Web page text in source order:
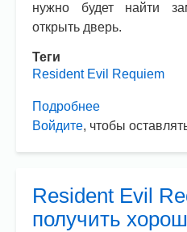
нужно будет найти
открыть дверь.
Теги
Resident Evil Requiem
Подробнее
Resident
найти
сердце?
Войдите, чтобы
Resident Evil
получить